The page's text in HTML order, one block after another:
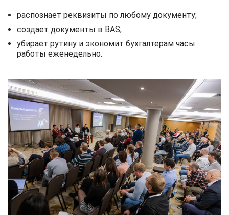
распознает реквизиты по любому документу;
создает документы в BAS;
убирает рутину и экономит бухгалтерам часы
работы еженедельно.